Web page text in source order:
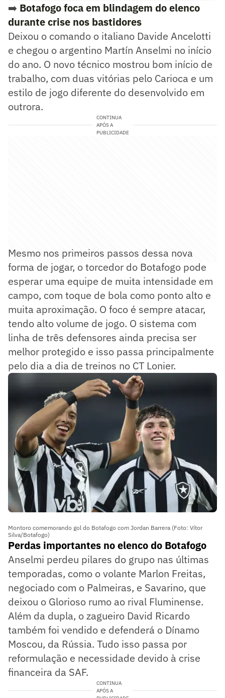
➡️ Botafogo foca em blindagem do elenco
durante crise nos bastidores
Deixou o comando o italiano Davide Ancelotti
e chegou o argentino Martín Anselmi no início
do ano. O novo técnico mostrou bom início de
trabalho, com duas vitórias pelo Carioca e um
estilo de jogo diferente do desenvolvido em
outrora.
CONTINUA
APÓS A
PUBLICIDADE
Mesmo nos primeiros passos dessa nova
forma de jogar, o torcedor do Botafogo pode
esperar uma equipe de muita intensidade em
campo, com toque de bola como ponto alto e
muita aproximação. O foco é sempre atacar,
tendo alto volume de jogo. O sistema com
linha de três defensores ainda precisa ser
melhor protegido e isso passa principalmente
pelo dia a dia de treinos no CT Lonier.
Montoro comemorando gol do Botafogo com Jordan Barrera (Foto: Vítor
Silva/Botafogo)
Perdas importantes no elenco do Botafogo
Anselmi perdeu pilares do grupo nas últimas
temporadas, como o volante Marlon Freitas,
negociado com o Palmeiras, e Savarino, que
deixou o Glorioso rumo ao rival Fluminense.
Além da dupla, o zagueiro David Ricardo
também foi vendido e defenderá o Dínamo
Moscou, da Rússia. Tudo isso passa por
reformulação e necessidade devido à crise
financeira da SAF.
CONTINUA
APÓS A